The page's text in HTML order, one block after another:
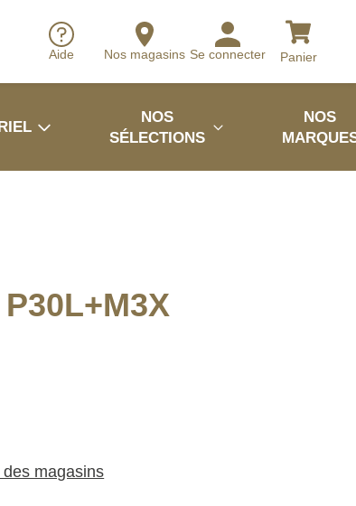
Aide Nos magasins Se connecter Panier
NOS
SÉLECTIONS
NOS
magasins